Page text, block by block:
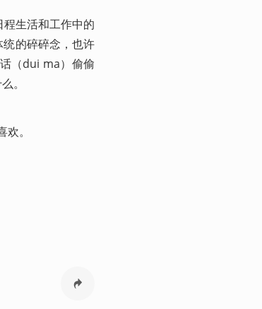
程生活和工作中的
的碎碎念，也许
（dui ma）偷偷
。
。